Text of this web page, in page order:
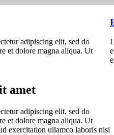
adipiscing elit, sed do
et dolore magna aliqua. Ut
amet
adipiscing elit, sed do
et dolore magna aliqua. Ut
exercitation ullamco laboris nisi